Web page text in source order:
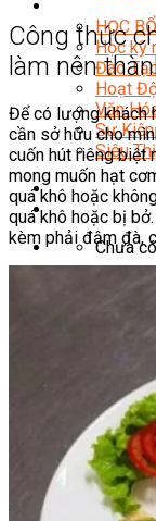
HỌC
Học kỹ
Đào
Hoạt
Văn
Sự
Siêu
Chưa
Chưa có sản
Công thức
làm nên
Để có lượng khách
cần sở hữu cho
cuốn hút riêng biệt
mong muốn hạt
quá khô hoặc
quá khô hoặc bị
kèm phải đậm đà,